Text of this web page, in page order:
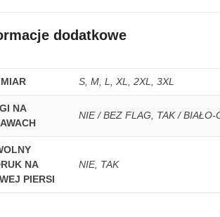
dodatkowe
S, M, L, XL, 2XL, 3XL
NA
NIE / BEZ FLAG, TAK / BIAŁO-
NA
PIERSI
NIE, TAK